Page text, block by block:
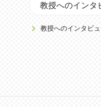
教授へのインタ
教授へのインタビ